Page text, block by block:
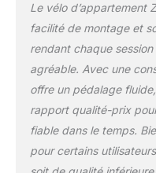
Le vélo d’appartement
facilité de montage et
rendant chaque
agréable. Avec une
offre un pédalage
rapport qualité-prix
fiable dans le temps.
pour certains